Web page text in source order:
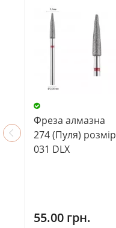
Фреза алмазна
274 (Пуля) розмір
031 DLX
55.00 грн.